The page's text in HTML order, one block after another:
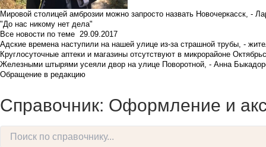
Мировой столицей амброзии можно запросто назвать Новочеркасск, -
"До нас никому нет дела"
Все новости по теме 29.09.2017
Адские времена наступили на нашей улице из-за страшной трубы, -
Круглосуточные аптеки и магазины отсутствуют в микрорайоне
Железными штырями усеяли двор на улице Поворотной, - Анна
Обращение в редакцию
Справочник: Оформление и